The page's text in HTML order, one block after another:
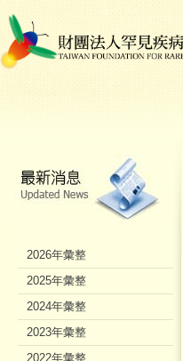
2026年彙整
2025年彙整
2024年彙整
2023年彙整
2022年彙整